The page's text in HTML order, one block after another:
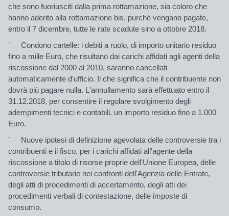
che sono fuoriusciti dalla prima rottamazione, sia coloro che
hanno aderito alla rottamazione bis, purché vengano pagate,
entro il 7 dicembre, tutte le rate scadute sino a ottobre 2018.
¨ Condono cartelle: i debiti a ruolo, di importo unitario residuo
fino a mille Euro, che risultano dai carichi affidati agli agenti della
riscossione dal 2000 al 2010, saranno cancellati
automaticamente d'ufficio. Il che significa che il contribuente non
dovrà più pagare nulla. L'annullamento sarà effettuato entro il
31.12.2018, per consentire il regolare svolgimento degli
adempimenti tecnici e contabili. un importo residuo fino a 1.000
Euro.
¨ Nuove ipotesi di definizione agevolata delle controversie tra i
contribuenti e il fisco, per i carichi affidati all'agente della
riscossione a titolo di risorse proprie dell'Unione Europea, delle
controversie tributarie nei confronti dell'Agenzia delle Entrate,
degli atti di procedimenti di accertamento, degli atti dei
procedimenti verbali di contestazione, delle imposte di
consumo.